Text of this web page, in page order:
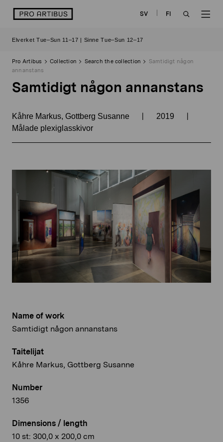
logo SV
FI
Elverket Tue–Sun 11–17 | Sinne Tue–Sun 12–17
Pro Artibus Collection Search the collection
Samtidigt någon
annanstans
Samtidigt någon annanstans
Kåhre Markus, Gottberg Susanne | 2019 |
Målade plexiglasskivor
Name of work
Samtidigt någon annanstans
Taitelijat
Kåhre Markus, Gottberg Susanne
Number
1356
Dimensions / length
10 st: 300,0 x 200,0 cm